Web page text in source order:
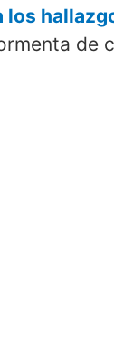
los
de